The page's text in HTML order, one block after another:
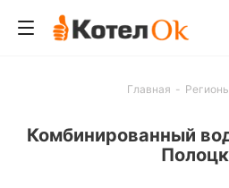
Главная -
Комбинированный